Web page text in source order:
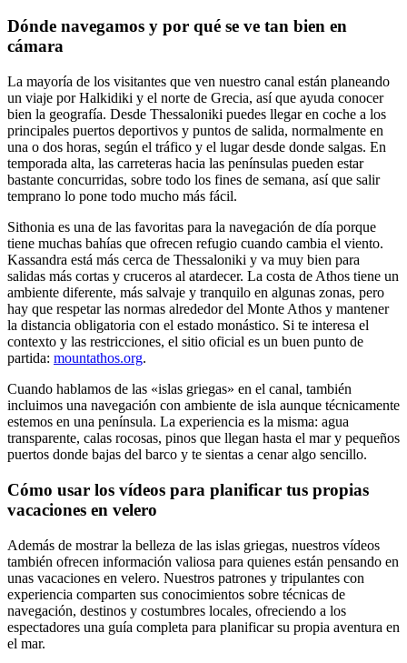
Dónde navegamos y por qué se ve tan bien en
cámara
La mayoría de los visitantes que ven nuestro canal están planeando
un viaje por Halkidiki y el norte de Grecia, así que ayuda conocer
bien la geografía. Desde Thessaloniki puedes llegar en coche a los
principales puertos deportivos y puntos de salida, normalmente en
una o dos horas, según el tráfico y el lugar desde donde salgas. En
temporada alta, las carreteras hacia las penínsulas pueden estar
bastante concurridas, sobre todo los fines de semana, así que salir
temprano lo pone todo mucho más fácil.
Sithonia es una de las favoritas para la navegación de día porque
tiene muchas bahías que ofrecen refugio cuando cambia el viento.
Kassandra está más cerca de Thessaloniki y va muy bien para
salidas más cortas y cruceros al atardecer. La costa de Athos tiene un
ambiente diferente, más salvaje y tranquilo en algunas zonas, pero
hay que respetar las normas alrededor del Monte Athos y mantener
la distancia obligatoria con el estado monástico. Si te interesa el
contexto y las restricciones, el sitio oficial es un buen punto de
partida: mountathos.org.
Cuando hablamos de las «islas griegas» en el canal, también
incluimos una navegación con ambiente de isla aunque técnicamente
estemos en una península. La experiencia es la misma: agua
transparente, calas rocosas, pinos que llegan hasta el mar y pequeños
puertos donde bajas del barco y te sientas a cenar algo sencillo.
Cómo usar los vídeos para planificar tus propias
vacaciones en velero
Además de mostrar la belleza de las islas griegas, nuestros vídeos
también ofrecen información valiosa para quienes están pensando en
unas vacaciones en velero. Nuestros patrones y tripulantes con
experiencia comparten sus conocimientos sobre técnicas de
navegación, destinos y costumbres locales, ofreciendo a los
espectadores una guía completa para planificar su propia aventura en
el mar.